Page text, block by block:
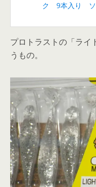
ク 9本入り ソ
プロトラストの「ライ
うもの。